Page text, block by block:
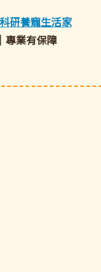
研養寵生活家
專業有保障